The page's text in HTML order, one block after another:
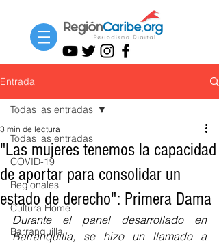
Entrada
Todas las entradas
COVID-19
Regionales
Cultura Home
Barranquilla
Todas las entradas
"Las mujeres tenemos la capacidad
de aportar para consolidar un
estado de derecho": Primera Dama
3 min de lectura
Durante el panel desarrollado en
Barranquilla, se hizo un llamado a